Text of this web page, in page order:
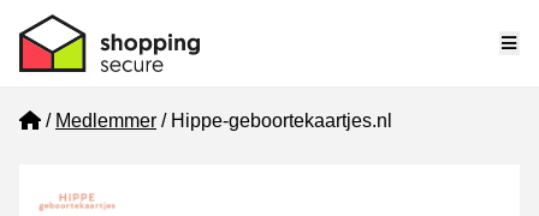
Home
Medlemmer Hippe-geboortekaartjes.nl